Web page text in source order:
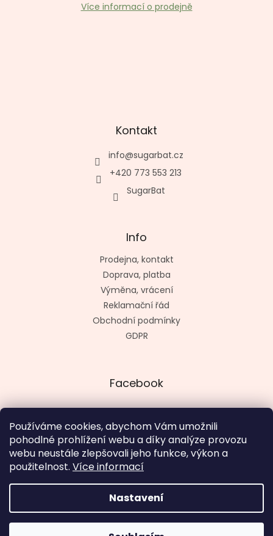
Používáme cookies, abychom Vám umožnili
pohodlné prohlížení webu a díky analýze provozu
webu neustále zlepšovali jeho funkce, výkon a
použitelnost. Více informací
Nastavení
Více informací o prodejně
Kontakt
info@sugarbat.cz
+420 773 553 213
SugarBat
Info
Prodejna, kontakt
Doprava, platba
Výměna, vrácení
Reklamační řád
Obchodní podmínky
GDPR
Facebook
Vytvořil kashop.cz
Vytvořil Shoptet